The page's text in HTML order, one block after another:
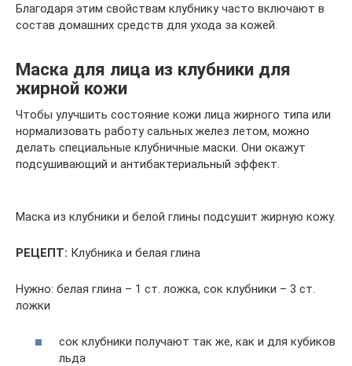
Благодаря этим свойствам клубнику часто включают в
состав домашних средств для ухода за кожей.
Маска для лица из клубники для
жирной кожи
Чтобы улучшить состояние кожи лица жирного типа или
нормализовать работу сальных желез летом, можно
делать специальные клубничные маски. Они окажут
подсушивающий и антибактериальный эффект.
Маска из клубники и белой глины подсушит жирную кожу.
РЕЦЕПТ: Клубника и белая глина
Нужно: белая глина – 1 ст. ложка, сок клубники – 3 ст.
ложки
сок клубники получают так же, как и для кубиков
льда